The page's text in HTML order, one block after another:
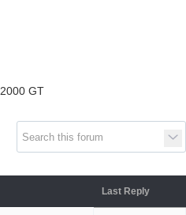
2000 GT
Last Reply